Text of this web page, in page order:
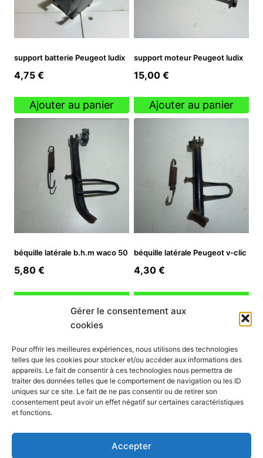
Gérer le consentement aux
cookies
Pour offrir les meilleures expériences, nous utilisons des technologies
telles que les cookies pour stocker et/ou accéder aux informations des
appareils. Le fait de consentir à ces technologies nous permettra de
traiter des données telles que le comportement de navigation ou les ID
uniques sur ce site. Le fait de ne pas consentir ou de retirer son
consentement peut avoir un effet négatif sur certaines caractéristiques
et fonctions.
Accepter
support batterie Peugeot ludix
4,75 €
Ajouter au panier
support moteur Peugeot ludix
15,00 €
Ajouter au panier
béquille latérale b.h.m waco 50
5,80 €
béquille latérale Peugeot v-clic
4,30 €
INFORMATION
Mon compte
Nous contacter
Mode paiement
Nos services
Politique de confidentialité